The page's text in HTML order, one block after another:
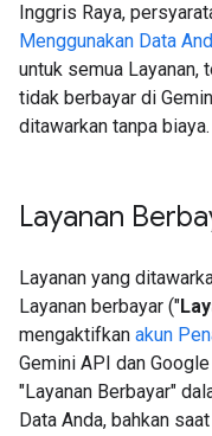
Inggris Raya,
Menggunakan Data
untuk semua Layanan,
tidak berbayar di
ditawarkan tanpa biaya.
Layanan
Layanan yang
Layanan berbayar ("
mengaktifkan akun
Gemini API dan
"Layanan Berbayar"
Data Anda, bahkan